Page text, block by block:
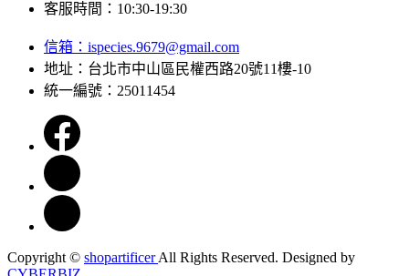
客服時間：10:30-19:30
信箱： ispecies.9679@gmail.com
地址：台北市中山區民權西路20號11樓-10
統一編號：25011454
Copyright © shopartificer All Rights Reserved. Designed by